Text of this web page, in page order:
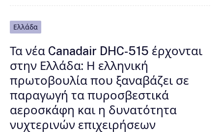
Ελλάδα
Τα νέα Canadair DHC-515 έρχονται
στην Ελλάδα: Η ελληνική
πρωτοβουλία που ξαναβάζει σε
παραγωγή τα πυροσβεστικά
αεροσκάφη και η δυνατότητα
νυχτερινών επιχειρήσεων